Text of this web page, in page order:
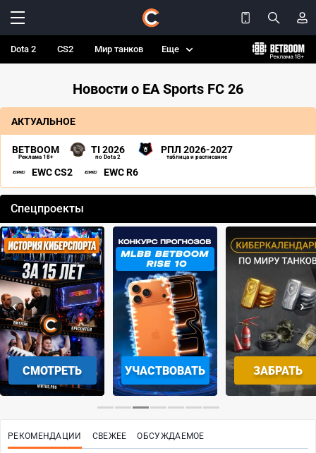
Dota 2 CS2 Мир танков Еще
Новости о EA Sports FC 26
АКТУАЛЬНОЕ
BETBOOM
Реклама 18+
TI 2026
по Dota 2
РПЛ 2026-2027
таблица и расписание
EWC CS2 EWC R6
Спецпроекты
СМОТРЕТЬ УЧАСТВОВАТЬ ЗАБРАТЬ
‹ ›
РЕКОМЕНДАЦИИ СВЕЖЕЕ ОБСУЖДАЕМОЕ